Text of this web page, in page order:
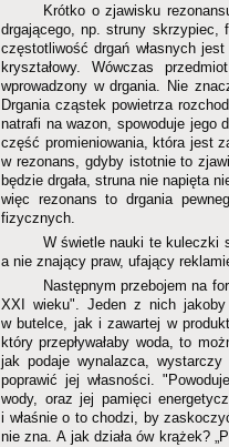
Krótko o zjawisku
drgającego, np. struny skrzypiec,
częstotliwość drgań własnych
kryształowy. Wówczas
wprowadzony w drgania. Nie
Drgania cząstek powietrza
natrafi na wazon, spowoduje jego
część promieniowania, która jest
w rezonans, gdyby istotnie to
będzie drgała, struna nie napięta
więc rezonans to drgania
fizycznych.
W świetle nauki te kuleczki
a nie znający praw, ufający
Następnym przebojem na
XXI wieku". Jeden z nich jakoby
w butelce, jak i zawartej w
który przepływałaby woda, to
jak podaje wynalazca,
poprawić jej własności.
wody, oraz jej pamięci
i właśnie o to chodzi, by
nie zna. A jak działa ów krążek?